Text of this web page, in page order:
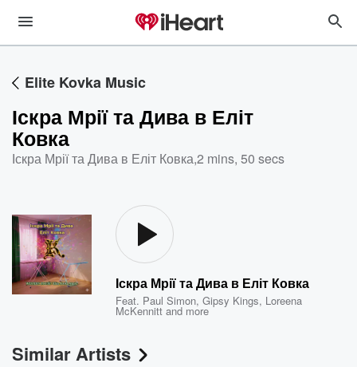
Elite Kovka Music
Іскра Мрії та Дива в Еліт
Ковка
Іскра Мрії та Дива в Еліт Ковка,2 mins, 50 secs
Іскра Мрії та Дива в Еліт Ковка
Feat. Paul Simon,Gipsy Kings, Loreena
McKennitt and more
Similar Artists